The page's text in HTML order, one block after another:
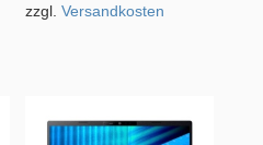
zzgl.Versandkosten